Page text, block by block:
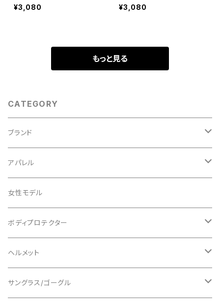
¥3,080
¥3,080
もっと見る
CATEGORY
ブランド
ABUS/アブス
ADEPT/アデプト
AENOMALY/アエノマリー
ALL MOUNTAIN STYLE
AVID/アヴィド
アパレル
Tシャツ
ジャージ
ロングスリーブ
ショートスリーブ
ジャケット
ショーツ
女性モデル
ボディプロテクター
エルボー/肘
ニー/膝
ヘルメット
ロード
サングラス/ゴーグル